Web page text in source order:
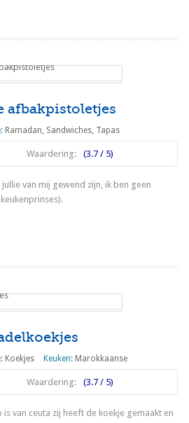
afbakpistoletjes
Ramadan, Sandwiches, Tapas
Waardering: (3.7 / 5)
jullie van mij gewend zijn, ik ben geen
keukenprinses).
Koekjes Keuken: Marokkaanse
Waardering: (3.7 / 5)
van ceuta zij heeft de koekje gemaakt en